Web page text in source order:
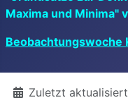
Maxima und Minima"
Beobachtungswoche
DetailsZuletzt